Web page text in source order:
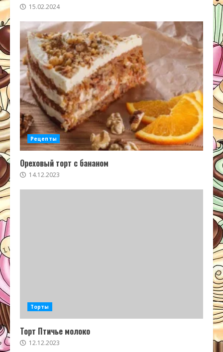
15.02.2024
Рецепты
Ореховый торт с бананом
14.12.2023
Торты
Торт Птичье молоко
12.12.2023